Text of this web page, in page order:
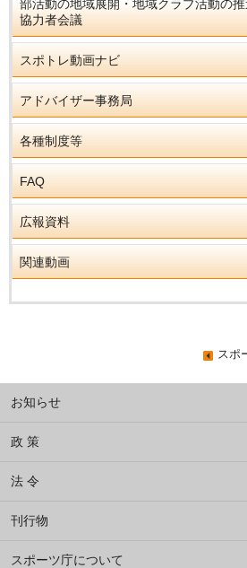
部活動の地域展開・地域クラブ活動の
協力者会議
スポトレ動画ナビ
アドバイザー事務局
各種制度等
FAQ
広報資料
関連動画
スポ
お知らせ
政 策
法 令
刊行物
スポーツ庁について